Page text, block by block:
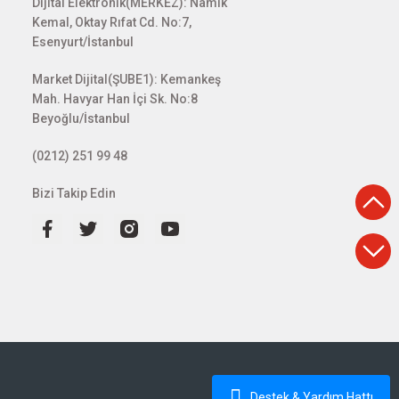
Kemal, Oktay Rıfat Cd. No:7,
Esenyurt/İstanbul
Market Dijital(ŞUBE1): Kemankeş
Mah. Havyar Han İçi Sk. No:8
Beyoğlu/İstanbul
(0212) 251 99 48
Bizi Takip Edin